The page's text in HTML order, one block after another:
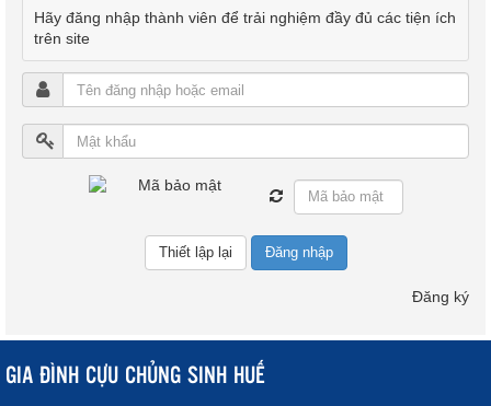
Hãy đăng nhập thành viên để trải nghiệm đầy đủ các tiện ích
trên site
Đăng nhập
Đăng ký
GIA ĐÌNH CỰU CHỦNG SINH HUẾ